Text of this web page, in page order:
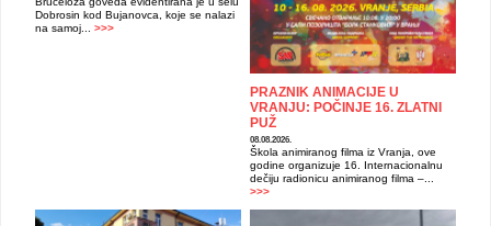
Dobrosin kod Bujanovca, koje se nalazi
na samoj... >>>
PRAZNIK ANIMACIJE U
VRANJU: POČINJE 16. ZLATNI
PUŽ
08.08.2026.
Škola animiranog filma iz Vranja, ove
godine organizuje 16. Internacionalnu
dečiju radionicu animiranog filma –...
>>>